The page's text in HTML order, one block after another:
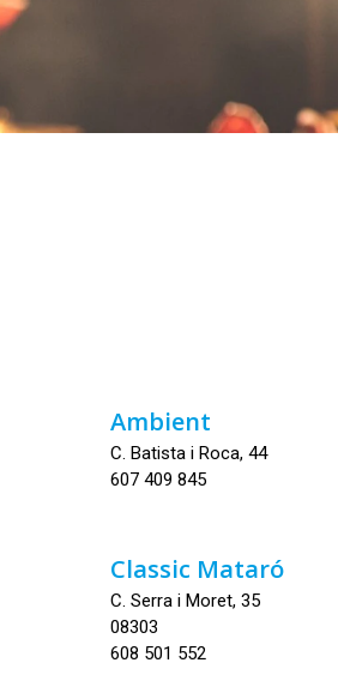
Ambient
C. Batista i Roca, 44
607 409 845
Classic Mataró
C. Serra i Moret, 35
08303
608 501 552